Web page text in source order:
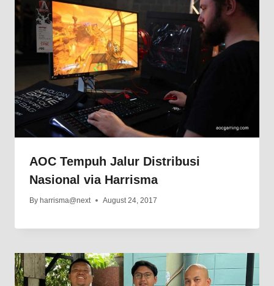
AOC Tempuh Jalur Distribusi
Nasional via Harrisma
By harrisma@next August 24, 2017